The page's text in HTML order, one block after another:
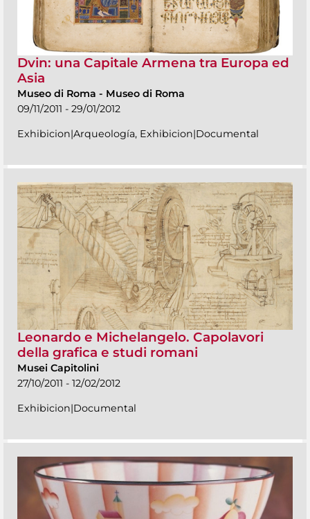
Dvin: una Capitale Armena tra Europa ed
Asia
Museo di Roma - Museo di Roma
09/11/2011 - 29/01/2012
Exhibicion|Arqueología, Exhibicion|Documental
Leonardo e Michelangelo. Capolavori
della grafica e studi romani
Musei Capitolini
27/10/2011 - 12/02/2012
Exhibicion|Documental